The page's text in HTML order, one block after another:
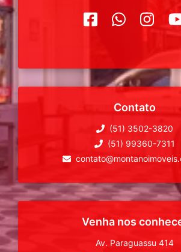
Contato
(51) 3502-3820
(51) 99360-7311
Venha nos
Av. Paraguassu 414